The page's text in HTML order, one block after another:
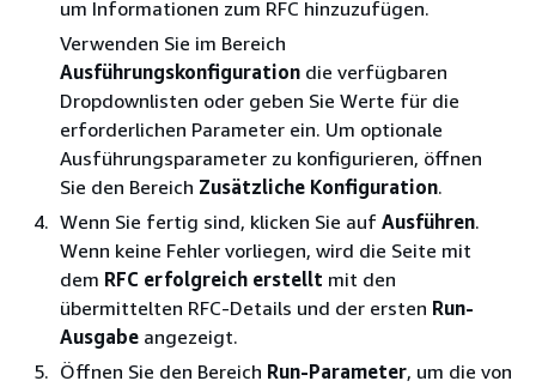
um Informationen zum RFC hinzuzufügen.
Verwenden Sie im Bereich
Ausführungskonfiguration die verfügbaren
Dropdownlisten oder geben Sie Werte für die
erforderlichen Parameter ein. Um optionale
Ausführungsparameter zu konfigurieren, öffnen
Sie den Bereich Zusätzliche Konfiguration.
Wenn Sie fertig sind, klicken Sie auf Ausführen.
Wenn keine Fehler vorliegen, wird die Seite mit
dem RFC erfolgreich erstellt mit den
übermittelten RFC-Details und der ersten Run-
Ausgabe angezeigt.
Öffnen Sie den Bereich Run-Parameter, um die von